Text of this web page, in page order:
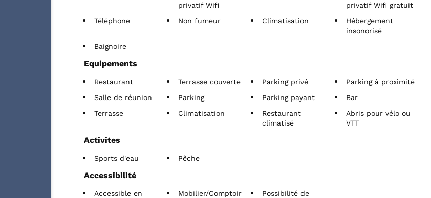
privatif Wifi
privatif Wifi gratuit
Téléphone
Non fumeur Climatisation
Hébergement
insonorisé
Baignoire
Equipements
Restaurant Terrasse couverte Parking privé
Parking à proximité
Salle de réunion
Parking Parking payant
Bar
Terrasse
Climatisation
Restaurant
climatisé
Abris pour vélo ou
VTT
Activites
Sports d'eau Pêche
Accessibilité
Accessible en
Mobilier/Comptoir
Possibilité de